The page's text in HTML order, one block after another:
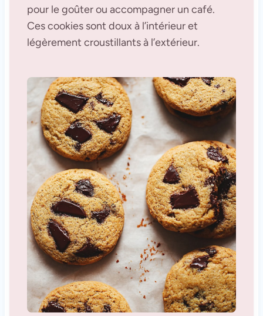
pour le goûter ou accompagner un café.
Ces cookies sont doux à l’intérieur et
légèrement croustillants à l’extérieur.